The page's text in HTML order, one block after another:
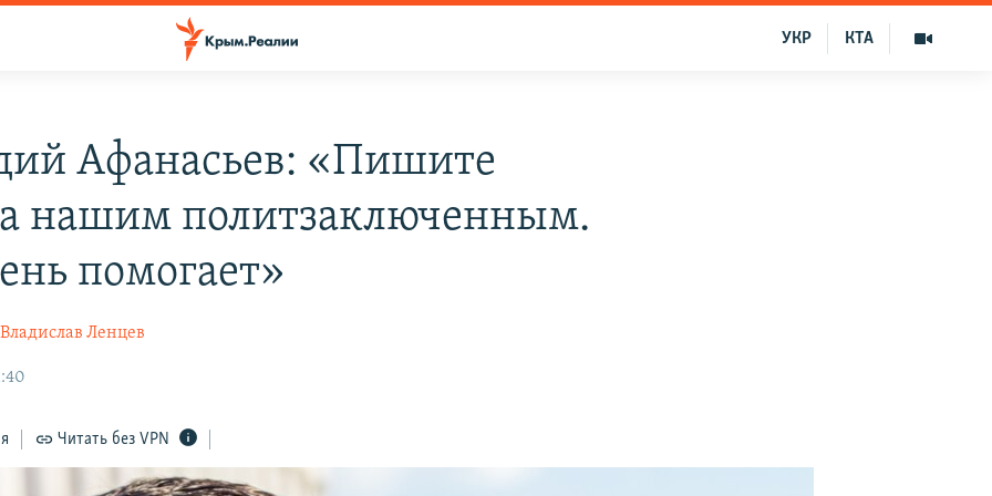
КТА
УКР
Афанасьев: «Пишите
нашим политзаключенным.
помогает»
Владислав Ленцев
Читать без VPN